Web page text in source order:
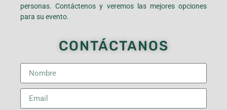
personas. Contáctenos y veremos las mejores opciones
para su evento.
CONTÁCTANOS